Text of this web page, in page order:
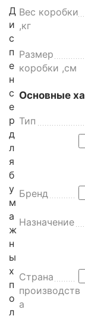
Д
и
с
п
е
н
с
е
р
д
л
я
б
у
м
а
ж
н
ы
х
п
о
л
Вес коробки
,кг
Размер
коробки ,см
Основные
Тип
Бренд
Назначение
Страна
производств
а